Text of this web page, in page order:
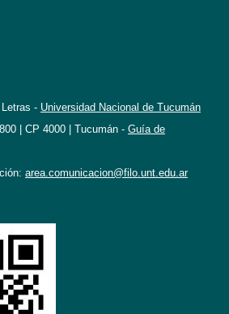
- Universidad Nacional de Tucumán
| CP 4000 | Tucumán - Guía de
area.comunicacion@filo.unt.edu.ar